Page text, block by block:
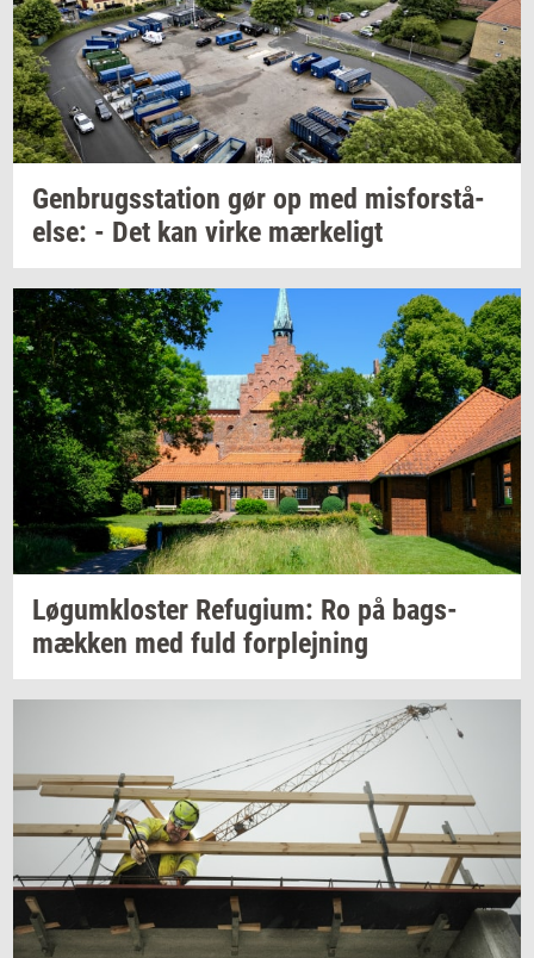
Gen­brugs­sta­tion gør op med mis­for­stå­
el­se: - Det kan virke mær­ke­ligt
Løgum­klo­ster Re­fu­gi­um: Ro på bags­
mæk­ken med fuld for­plej­ning